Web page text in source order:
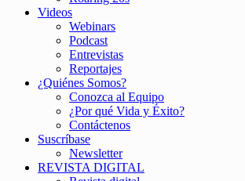
Videos
Webinars
Podcast
Entrevistas
Reportajes
¿Quiénes Somos?
Conozca al Equipo
¿Por qué Vida y Éxito?
Contáctenos
Suscríbase
Newsletter
REVISTA DIGITAL